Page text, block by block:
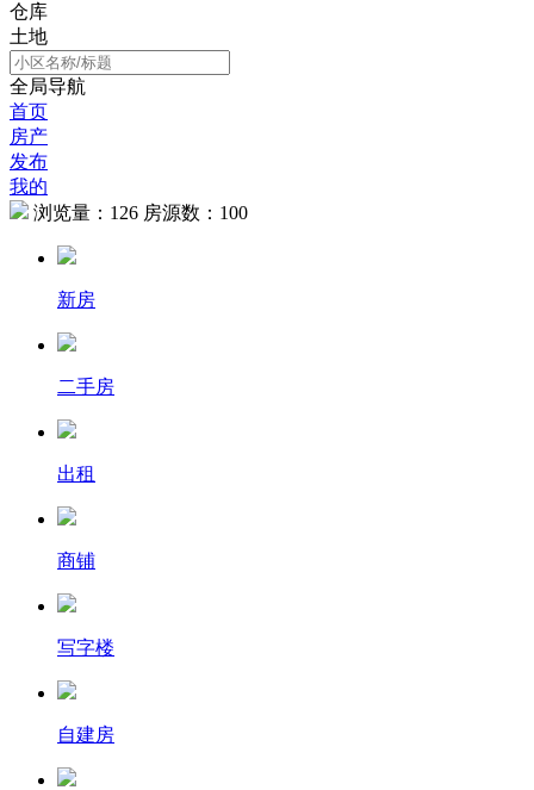
仓库
土地
全局导航
首页
房产
发布
我的
浏览量： 126 房源数： 100
新房
二手房
出租
商铺
写字楼
自建房